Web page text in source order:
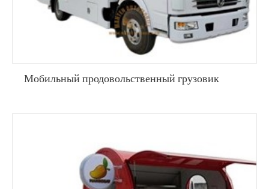
Мобильный продовольственный грузовик